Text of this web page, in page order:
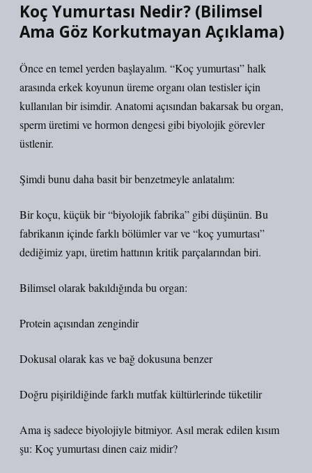
Koç Yumurtası Nedir? (Bilimsel
Ama Göz Korkutmayan Açıklama)
Önce en temel yerden başlayalım. “Koç yumurtası” halk
arasında erkek koyunun üreme organı olan testisler için
kullanılan bir isimdir. Anatomi açısından bakarsak bu organ,
sperm üretimi ve hormon dengesi gibi biyolojik görevler
üstlenir.
Şimdi bunu daha basit bir benzetmeyle anlatalım:
Bir koçu, küçük bir “biyolojik fabrika” gibi düşünün. Bu
fabrikanın içinde farklı bölümler var ve “koç yumurtası”
dediğimiz yapı, üretim hattının kritik parçalarından biri.
Bilimsel olarak bakıldığında bu organ:
Protein açısından zengindir
Dokusal olarak kas ve bağ dokusuna benzer
Doğru pişirildiğinde farklı mutfak kültürlerinde tüketilir
Ama iş sadece biyolojiyle bitmiyor. Asıl merak edilen kısım
şu: Koç yumurtası dinen caiz midir?